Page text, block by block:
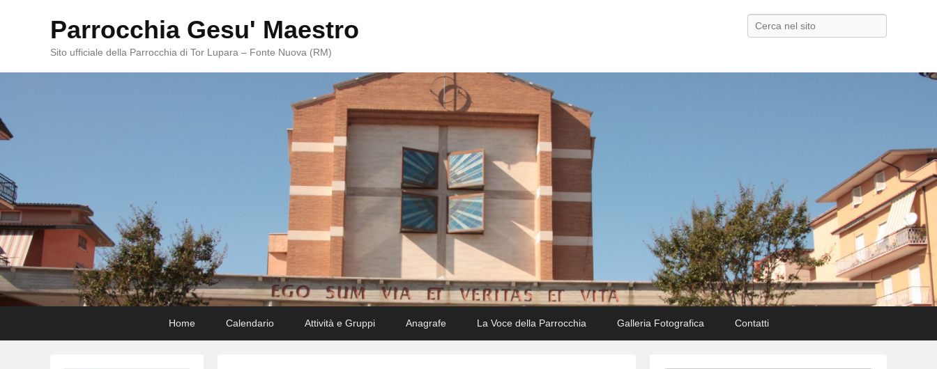
Parrocchia Gesu' Maestro
Sito ufficiale della Parrocchia di Tor Lupara – Fonte Nuova (RM)
Search
Home Calendario Attività e Gruppi Anagrafe La Voce della Parrocchia Galleria Fotografica Contatti